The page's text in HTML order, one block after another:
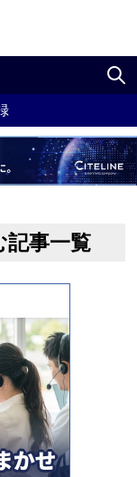
記事一覧